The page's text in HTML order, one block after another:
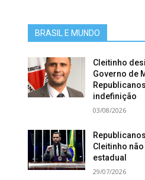
BRASIL E MUNDO
Cleitinho
Governo de
indefinição
03/08/2026
Cleitinho
estadual
29/07/2026